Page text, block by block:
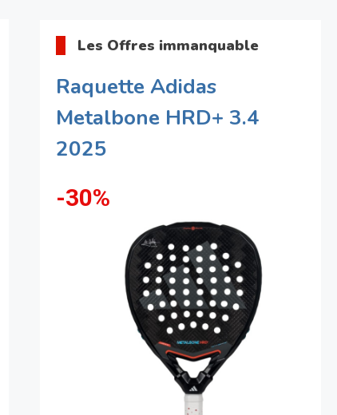
Les Offres immanquable
Raquette Adidas
Metalbone HRD+ 3.4
2025
-30%